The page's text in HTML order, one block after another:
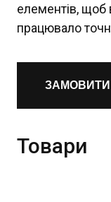
елементів,
працювало
Товари